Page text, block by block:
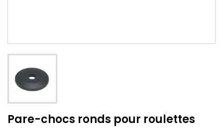
Pare-chocs ronds pour roulettes